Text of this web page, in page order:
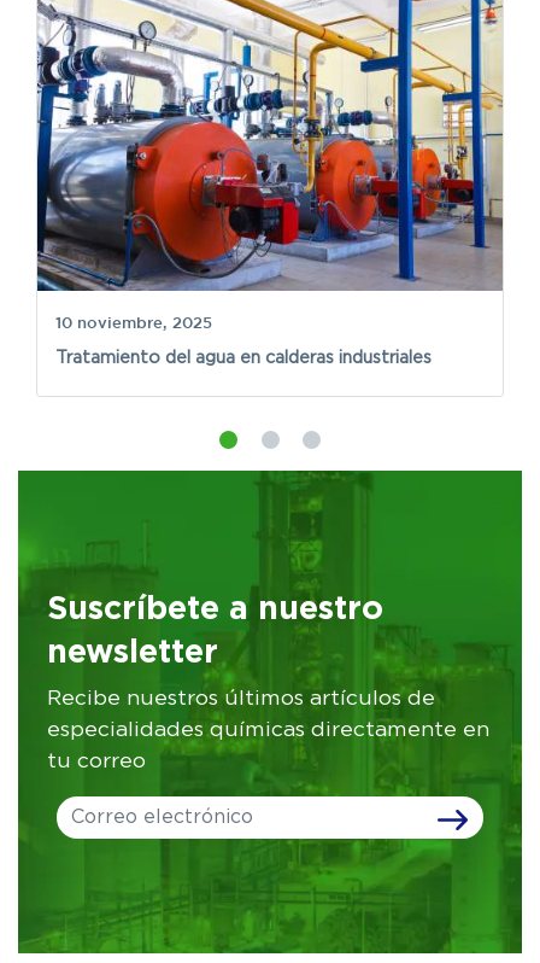
10 noviembre, 2025
Tratamiento del agua en calderas industriales
Suscríbete a nuestro
newsletter
Recibe nuestros últimos artículos de
especialidades químicas directamente en
tu correo
Leave
this